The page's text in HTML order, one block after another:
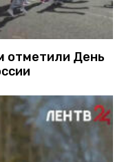
отметили День